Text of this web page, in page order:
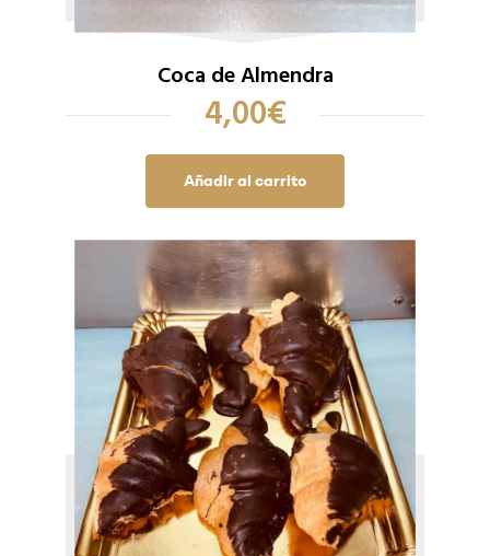
Coca de Almendra
4,00€
Añadir al carrito